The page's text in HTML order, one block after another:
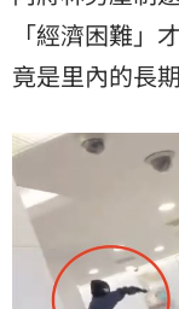
「經濟困難」
竟是里內的長